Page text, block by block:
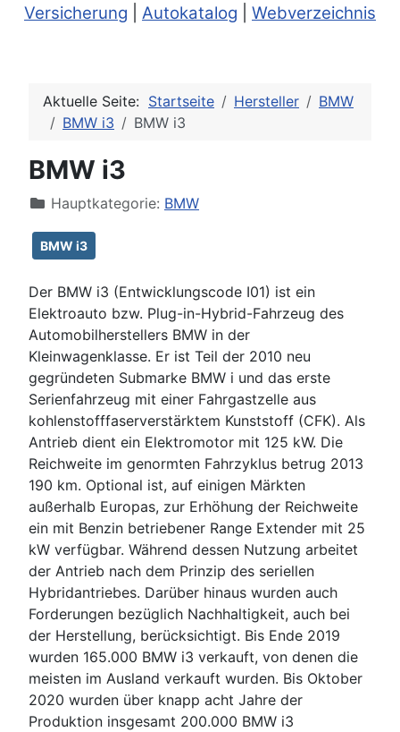
Versicherung
Autokatalog Webverzeichnis
Aktuelle Seite: Startseite Hersteller
BMW
BMW i3
BMW i3
BMW i3
Hauptkategorie: BMW
BMW i3
Der BMW i3 (Entwicklungscode I01) ist ein
Elektroauto bzw. Plug-in-Hybrid-Fahrzeug des
Automobilherstellers BMW in der
Kleinwagenklasse. Er ist Teil der 2010 neu
gegründeten Submarke BMW i und das erste
Serienfahrzeug mit einer Fahrgastzelle aus
kohlenstofffaserverstärktem Kunststoff (CFK). Als
Antrieb dient ein Elektromotor mit 125 kW. Die
Reichweite im genormten Fahrzyklus betrug 2013
190 km. Optional ist, auf einigen Märkten
außerhalb Europas, zur Erhöhung der Reichweite
ein mit Benzin betriebener Range Extender mit 25
kW verfügbar. Während dessen Nutzung arbeitet
der Antrieb nach dem Prinzip des seriellen
Hybridantriebes. Darüber hinaus wurden auch
Forderungen bezüglich Nachhaltigkeit, auch bei
der Herstellung, berücksichtigt. Bis Ende 2019
wurden 165.000 BMW i3 verkauft, von denen die
meisten im Ausland verkauft wurden. Bis Oktober
2020 wurden über knapp acht Jahre der
Produktion insgesamt 200.000 BMW i3